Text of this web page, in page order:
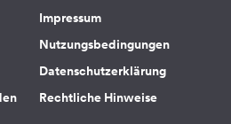
Impressum
Nutzungsbedingungen
Datenschutzerklärung
Rechtliche Hinweise